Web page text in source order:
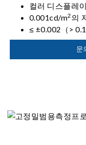
컬러 디스플레
0.001cd/m2 의
≤ ±0.002（>
문